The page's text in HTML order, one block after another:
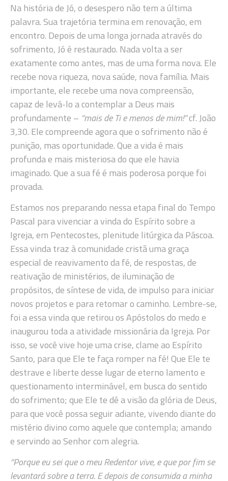
Na história de Jó, o desespero não tem a última
palavra. Sua trajetória termina em renovação, em
encontro. Depois de uma longa jornada através do
sofrimento, Jó é restaurado. Nada volta a ser
exatamente como antes, mas de uma forma nova. Ele
recebe nova riqueza, nova saúde, nova família. Mais
importante, ele recebe uma nova compreensão,
capaz de levá-lo a contemplar a Deus mais
profundamente – “mais de Ti e menos de mim!”cf. João
3,30. Ele compreende agora que o sofrimento não é
punição, mas oportunidade. Que a vida é mais
profunda e mais misteriosa do que ele havia
imaginado. Que a sua fé é mais poderosa porque foi
provada.
Estamos nos preparando nessa etapa final do Tempo
Pascal para vivenciar a vinda do Espírito sobre a
Igreja, em Pentecostes, plenitude litúrgica da Páscoa.
Essa vinda traz à comunidade cristã uma graça
especial de reavivamento da fé, de respostas, de
reativação de ministérios, de iluminação de
propósitos, de síntese de vida, de impulso para iniciar
novos projetos e para retomar o caminho. Lembre-se,
foi a essa vinda que retirou os Apóstolos do medo e
inaugurou toda a atividade missionária da Igreja. Por
isso, se você vive hoje uma crise, clame ao Espírito
Santo, para que Ele te faça romper na fé! Que Ele te
destrave e liberte desse lugar de eterno lamento e
questionamento interminável, em busca do sentido
do sofrimento; que Ele te dê a visão da glória de Deus,
para que você possa seguir adiante, vivendo diante do
mistério divino como aquele que contempla; amando
e servindo ao Senhor com alegria.
“Porque eu sei que o meu Redentor vive, e que por fim se
levantará sobre a terra. E depois de consumida a minha